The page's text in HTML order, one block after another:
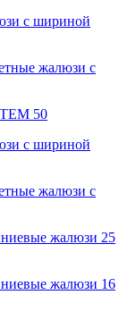
с шириной
жалюзи с
50
с шириной
жалюзи с
жалюзи 25
жалюзи 16